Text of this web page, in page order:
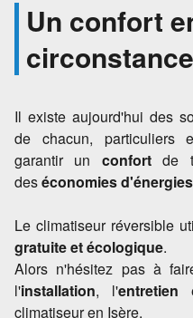
Un confort
Il existe aujourd'hui des
de chacun, particuliers
garantir un confortde
deséconomies
Le climatiseur réversible
gratuite et écologique.
Alors n'hésitez pas à
l'installation, l'entretien
climatiseur en Isère.